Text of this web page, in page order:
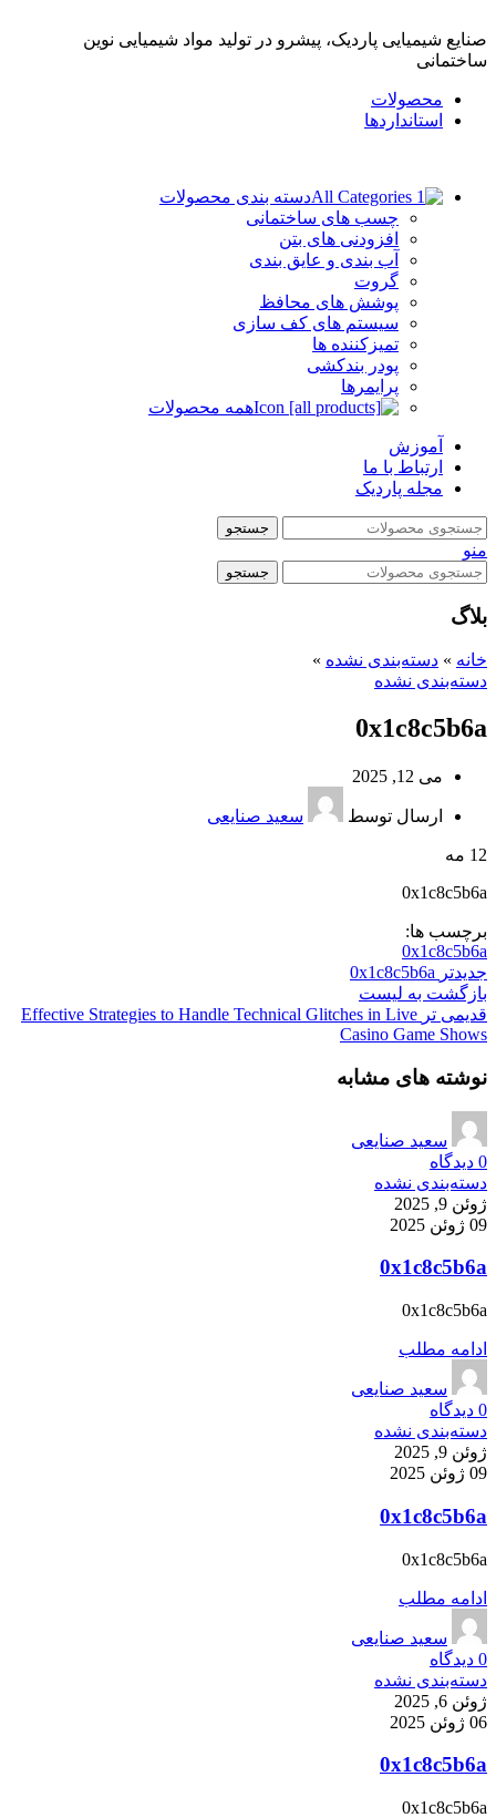
صنایع شیمیایی پاردیک، پیشرو در تولید مواد شیمیایی نوین
ساختمانی
محصولات
استانداردها
دسته بندی محصولات
چسب های ساختمانی
افزودنی های بتن
آب بندی و عایق بندی
گروت
پوشش های محافظ
سیستم های کف سازی
تمیزکننده ها
پودر بندکشی
پرایمرها
همه محصولات
آموزش
ارتباط با ما
مجله پاردیک
جستجو
منو
جستجو
بلاگ
خانه » دسته‌بندی نشده »
دسته‌بندی نشده
0x1c8c5b6a
می 12, 2025
ارسال توسط سعید صنایعی
12 مه
0x1c8c5b6a
برچسب ها:
0x1c8c5b6a
جدیدتر 0x1c8c5b6a
بازگشت به لیست
قدیمی تر Effective Strategies to Handle Technical Glitches in Live
Casino Game Shows
نوشته های مشابه
سعید صنایعی
0 دیدگاه
دسته‌بندی نشده
ژوئن 9, 2025
09 ژوئن 2025
0x1c8c5b6a
0x1c8c5b6a
ادامه مطلب
سعید صنایعی
0 دیدگاه
دسته‌بندی نشده
ژوئن 9, 2025
09 ژوئن 2025
0x1c8c5b6a
0x1c8c5b6a
ادامه مطلب
سعید صنایعی
0 دیدگاه
دسته‌بندی نشده
ژوئن 6, 2025
06 ژوئن 2025
0x1c8c5b6a
0x1c8c5b6a